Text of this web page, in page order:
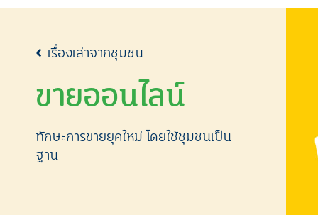
เรื่องเล่าจากชุมชน
ขายออนไลน์
ทักษะการขายยุคใหม่ โดยใช้ชุมชนเป็น
ฐาน